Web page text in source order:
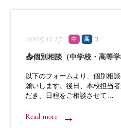
2025.11.17 中 高
📤個別相談（中学校・高等学
以下のフォームより、個別相
願いします。後日、本校担当
だき、日程をご相談させて…
Read more